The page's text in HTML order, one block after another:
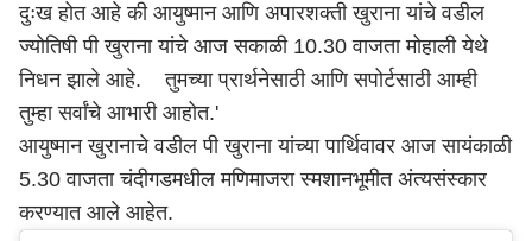
दुःख होत आहे की आयुष्मान आणि अपारशक्ती खुराना यांचे वडील
ज्योतिषी पी खुराना यांचे आज सकाळी 10.30 वाजता मोहाली येथे
निधन झाले आहे. तुमच्या प्रार्थनेसाठी आणि सपोर्टसाठी आम्ही
तुम्हा सर्वांचे आभारी आहोत.'
आयुष्मान खुरानाचे वडील पी खुराना यांच्या पार्थिवावर आज सायंकाळी
5.30 वाजता चंदीगडमधील मणिमाजरा स्मशानभूमीत अंत्यसंस्कार
करण्यात आले आहेत.